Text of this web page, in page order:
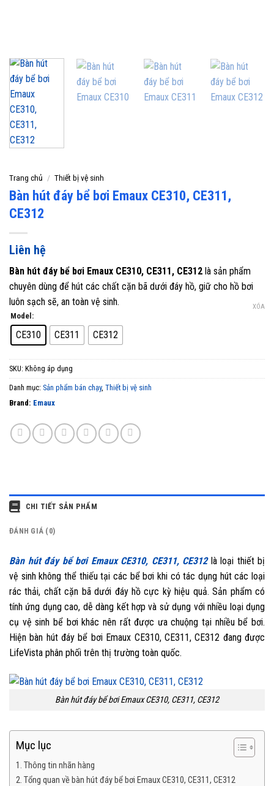
Trang chủ / Thiết bị vệ sinh
Bàn hút đáy bể bơi Emaux CE310, CE311,
CE312
Liên hệ
Bàn hút đáy bể bơi Emaux CE310, CE311, CE312 là sản phẩm
chuyên dùng để hút các chất cặn bã dưới đáy hồ, giữ cho hồ bơi
luôn sạch sẽ, an toàn vệ sinh.
Model:
CE310 CE311 CE312
XÓA
SKU: Không áp dụng
Danh mục: Sản phẩm bán chạy, Thiết bị vệ sinh
Brand: Emaux
CHI TIẾT SẢN PHẨM
ĐÁNH GIÁ (0)
Bàn hút đáy bể bơi Emaux CE310, CE311, CE312là loại thiết bị
vệ sinh không thể thiếu tại các bể bơi khi có tác dụng hút các loại
rác thải, chất cặn bã dưới đáy hồ cực kỳ hiệu quả. Sản phẩm có
tính ứng dụng cao, dễ dàng kết hợp và sử dụng với nhiều loại dụng
cụ vệ sinh bể bơi khác nên rất được ưa chuộng tại nhiều bể bơi.
Hiện bàn hút đáy bể bơi Emaux CE310, CE311, CE312 đang được
LifeVista phân phối trên thị trường toàn quốc.
Bàn hút đáy bể bơi Emaux CE310, CE311, CE312
Mục lục
1. Thông tin nhãn hàng
2. Tổng quan về bàn hút đáy bể bơi Emaux CE310, CE311, CE312